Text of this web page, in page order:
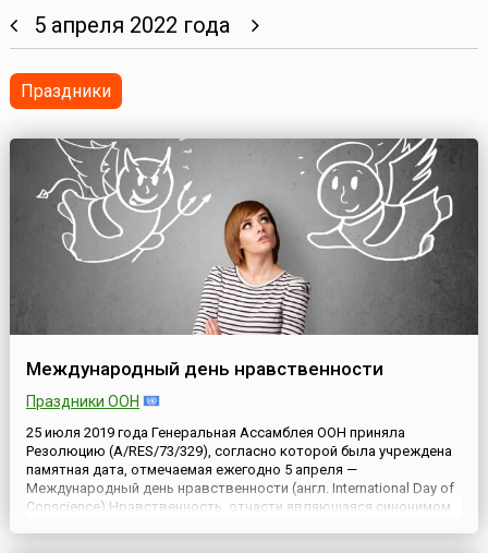
5 апреля 2022 года
Праздники
Международный день нравственности
Праздники ООН
25 июля 2019 года Генеральная Ассамблея ООН приняла
Резолюцию (A/RES/73/329), согласно которой была учреждена
памятная дата, отмечаемая ежегодно 5 апреля —
Международный день нравственности (англ. International Day of
Conscience).Нравственность, отчасти являющаяся синонимом